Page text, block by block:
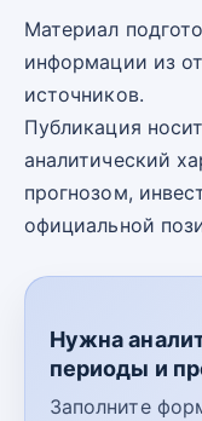
Материал
информации из
источников.
Публикация
аналитический
прогнозом,
официальной
Нужна
периоды и
Заполните